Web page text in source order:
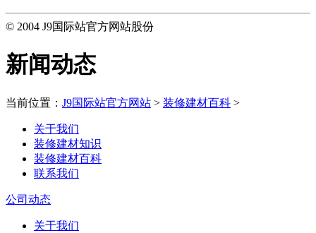
© 2004 J9国际站官方网站股份
新闻动态
当前位置： J9国际站官方网站 > 装修建材百科 >
关于我们
装修建材知识
装修建材百科
联系我们
公司动态
关于我们